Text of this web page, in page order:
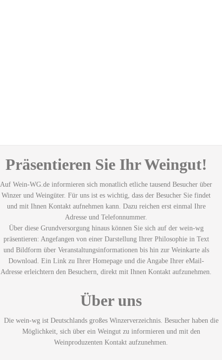
Präsentieren Sie Ihr Weingut!
Auf Wein-WG.de informieren sich monatlich etliche tausend Besucher über
Winzer und Weingüter. Für uns ist es wichtig, dass der Besucher Sie findet
und mit Ihnen Kontakt aufnehmen kann. Dazu reichen erst einmal Ihre
Adresse und Telefonnummer.
Über diese Grundversorgung hinaus können Sie sich auf der wein-wg
präsentieren: Angefangen von einer Darstellung Ihrer Philosophie in Text
und Bildform über Veranstaltungsinformationen bis hin zur Weinkarte als
Download. Ein Link zu Ihrer Homepage und die Angabe Ihrer eMail-
Adresse erleichtern den Besuchern, direkt mit Ihnen Kontakt aufzunehmen.
Über uns
Die wein-wg ist Deutschlands großes Winzerverzeichnis. Besucher haben die
Möglichkeit, sich über ein Weingut zu informieren und mit den
Weinproduzenten Kontakt aufzunehmen.